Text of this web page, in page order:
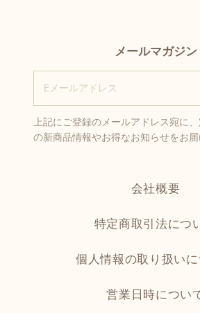
メールマガジン
上記にご登録のメールアドレス宛に
の新商品情報やお得なお知らせをお届
会社概要
特定商取引法につ
個人情報の取り扱いに
営業日時につい